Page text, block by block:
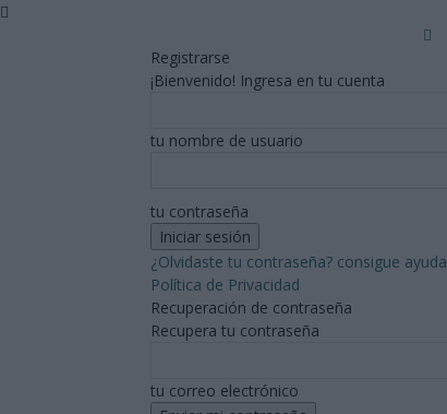
Registrarse
¡Bienvenido! Ingresa en tu cuenta
tu nombre de usuario
tu contraseña
¿Olvidaste tu contraseña? consigue ayuda
Política de Privacidad
Recuperación de contraseña
Recupera tu contraseña
tu correo electrónico